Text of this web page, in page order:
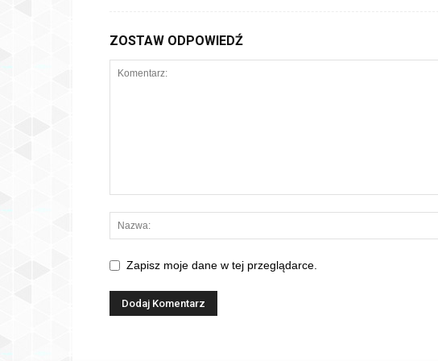
ZOSTAW ODPOWIEDŹ
Zapisz moje dane w tej przeglądarce.